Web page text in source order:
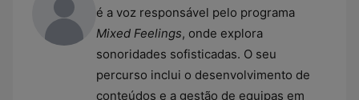
é a voz responsável pelo programa
Mixed Feelings, onde explora
sonoridades sofisticadas. O seu
percurso inclui o desenvolvimento de
conteúdos e a gestão de equipas em